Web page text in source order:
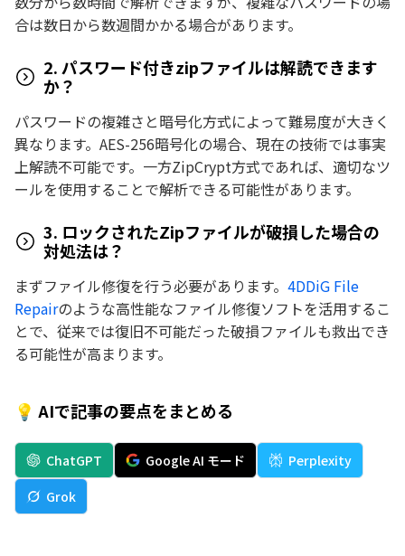
合は数日から数週間かかる場合があります。
2. パスワード付きzipファイルは解読できます
か？
パスワードの複雑さと暗号化方式によって難易度が大きく
異なります。AES-256暗号化の場合、現在の技術では事実
上解読不可能です。一方ZipCrypt方式であれば、適切なツ
ールを使用することで解析できる可能性があります。
3. ロックされたZipファイルが破損した場合の
対処法は？
まずファイル修復を行う必要があります。 4DDiG File
Repairのような高性能なファイル修復ソフトを活用するこ
とで、従来では復旧不可能だった破損ファイルも救出でき
る可能性が高まります。
💡 AIで記事の要点をまとめる
ChatGPT Google AI モード
Perplexity
Grok